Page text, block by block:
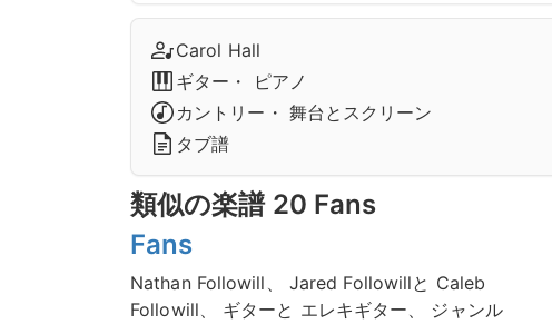
Carol Hall
ギター・ ピアノ
カントリー・ 舞台とスクリーン
タブ譜
類似の楽譜 20 Fans
Fans
Nathan Followill、 Jared Followillと Caleb
Followill、 ギターと エレキギター、 ジャンル